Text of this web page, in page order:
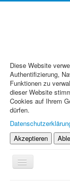
Diese Website
Authentifizierung,
Funktionen zu
dieser Website
Cookies auf Ihrem
dürfen.
Akzeptieren
Navigation
an/aus